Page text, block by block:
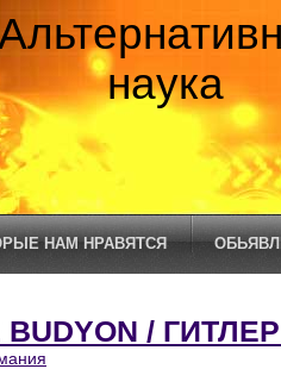
наука
НАМ НРАВЯТСЯ
BUDYON /